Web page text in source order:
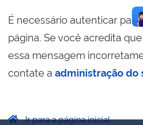
É necessário autenticar
página. Se você acredita
essa mensagem
contate a administração do
Ir para a página inicial